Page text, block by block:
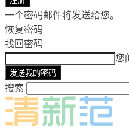
一个密码邮件将发送给您。
恢复密码
找回密码
您
搜索